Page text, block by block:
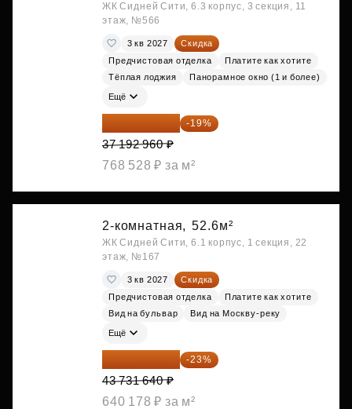
ЖК Сидней Сити, 6.3 корпус, 3 секция, 11
этаж, №566
3 кв 2027
Скидка
Предчистовая отделка
Платите как хотите
Тёплая лоджия
Панорамное окно (1 и более)
Ещё
30 126 298 ₽ -19%
37 192 960 ₽
768 528 ₽ за м²
2-комнатная, 52.6м²
ЖК Сидней Сити, 6.1 корпус, 1 секция, 22
этаж, №167
3 кв 2027
Скидка
Предчистовая отделка
Платите как хотите
Вид на бульвар
Вид на Москву-реку
Ещё
33 673 363 ₽ -23%
43 731 640 ₽
640 178 ₽ за м²